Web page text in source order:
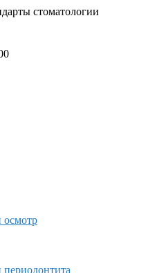
стоматологии
осмотр